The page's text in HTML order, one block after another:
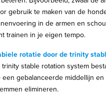
gebruik te maken van de
in de armen en
trainen in je eigen tempo.
rotatie door de trinity
trinity stable rotation system
een gebalanceerde middellijn
elimineren.